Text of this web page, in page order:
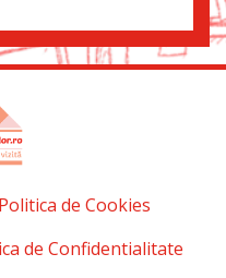
Politica de Cookies
de Confidentialitate